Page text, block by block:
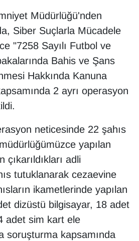
Müdürlüğü'nden
Siber Suçlarla Mücadele
"7258 Sayılı Futbol ve
Bahis ve Şans
Hakkında Kanuna
2 ayrı operasyon
neticesinde 22 şahıs
yapılan
çıkarıldıkları adli
tutuklanarak cezaevine
ikametlerinde yapılan
dizüstü bilgisayar, 18 adet
adet sim kart ele
soruşturma kapsamında